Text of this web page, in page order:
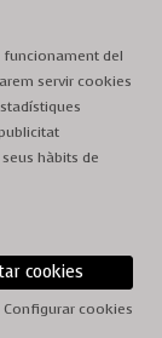
13 h.
del
servir cookies
hàbits de
cookies
Configurar cookies